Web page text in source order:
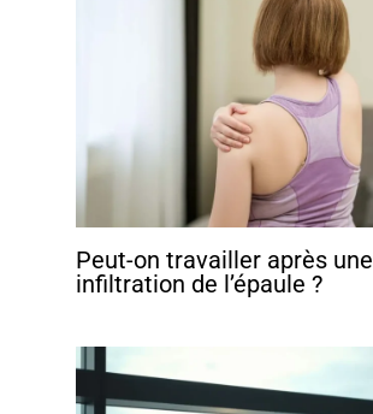
Peut-on travailler après une
infiltration de l’épaule ?